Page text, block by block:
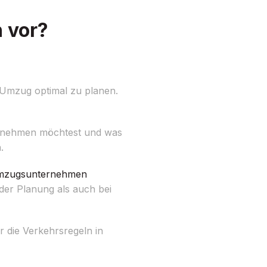
vor?
optimal zu planen.
möchtest und was
Planung als auch bei
die Verkehrsregeln in